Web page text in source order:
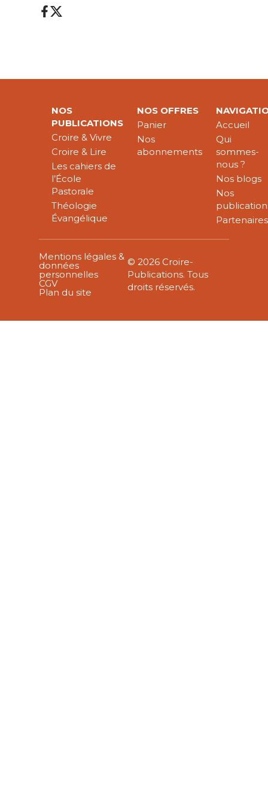
NOS
PUBLICATIONS
Croire & Vivre
Croire & Lire
Les cahiers de
l’École
Pastorale
Théologie
Évangélique
NOS OFFRES
Panier
Nos
abonnements
Accueil
Qui
sommes-
nous ?
Nos blogs
Nos
Partenaires
Mentions légales &
données
personnelles
CGV
Plan du site
© 2026 Croire-
Publications. Tous
droits réservés.